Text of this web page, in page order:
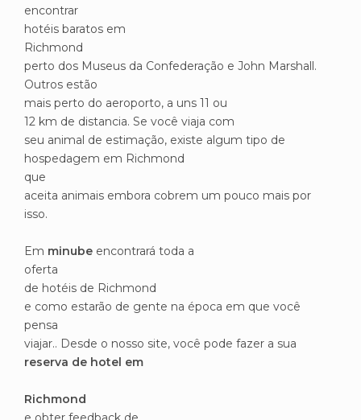
encontrar
hotéis baratos em
Richmond
perto dos Museus da Confederação e John Marshall.
Outros estão
mais perto do aeroporto, a uns 11 ou
12 km de distancia. Se você viaja com
seu animal de estimação, existe algum tipo de
hospedagem em Richmond
que
aceita animais embora cobrem um pouco mais por
isso.
Em minube encontrará toda a
oferta
de hotéis de Richmond
e como estarão de gente na época em que você
pensa
viajar.. Desde o nosso site, você pode fazer a sua
reserva de hotel em
Richmond